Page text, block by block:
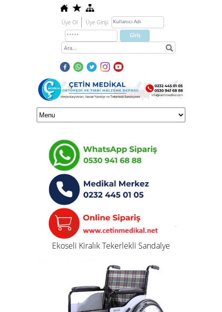
Üye Ol Üye Girişi
Ekoseli Kiralık Tekerlekli Sandalye